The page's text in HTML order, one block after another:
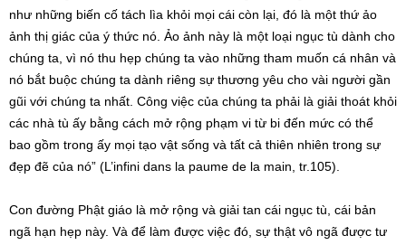
như những biến cố tách lìa khỏi mọi cái còn lại, đó là một thứ ảo
ảnh thị giác của ý thức nó. Ảo ảnh này là một loại ngục tù dành cho
chúng ta, vì nó thu hẹp chúng ta vào những tham muốn cá nhân và
nó bắt buộc chúng ta dành riêng sự thương yêu cho vài người gần
gũi với chúng ta nhất. Công việc của chúng ta phải là giải thoát khỏi
các nhà tù ấy bằng cách mở rộng phạm vi từ bi đến mức có thể
bao gồm trong ấy mọi tạo vật sống và tất cả thiên nhiên trong sự
đẹp đẽ của nó” (L’infini dans la paume de la main, tr.105).
Con đường Phật giáo là mở rộng và giải tan cái ngục tù, cái bản
ngã hạn hẹp này. Và để làm được việc đó, sự thật vô ngã được tư